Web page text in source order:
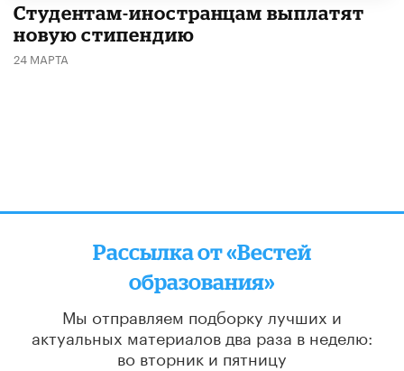
Студентам-иностранцам выплатят
новую стипендию
24 МАРТА
Рассылка от «Вестей
образования»
Мы отправляем подборку лучших и
актуальных материалов два раза в неделю:
во вторник и пятницу